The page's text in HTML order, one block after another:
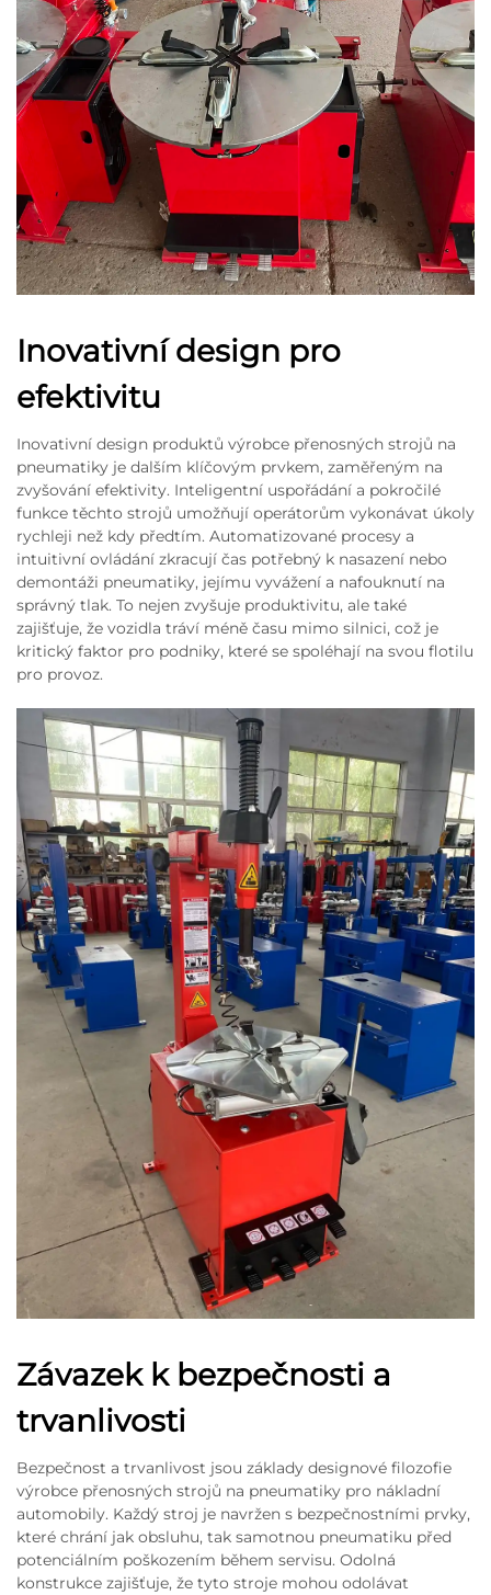
Inovativní design pro
efektivitu
Inovativní design produktů výrobce přenosných strojů na
pneumatiky je dalším klíčovým prvkem, zaměřeným na
zvyšování efektivity. Inteligentní uspořádání a pokročilé
funkce těchto strojů umožňují operátorům vykonávat úkoly
rychleji než kdy předtím. Automatizované procesy a
intuitivní ovládání zkracují čas potřebný k nasazení nebo
demontáži pneumatiky, jejímu vyvážení a nafouknutí na
správný tlak. To nejen zvyšuje produktivitu, ale také
zajišťuje, že vozidla tráví méně času mimo silnici, což je
kritický faktor pro podniky, které se spoléhají na svou flotilu
pro provoz.
Závazek k bezpečnosti a
trvanlivosti
Bezpečnost a trvanlivost jsou základy designové filozofie
výrobce přenosných strojů na pneumatiky pro nákladní
automobily. Každý stroj je navržen s bezpečnostními prvky,
které chrání jak obsluhu, tak samotnou pneumatiku před
potenciálním poškozením během servisu. Odolná
konstrukce zajišťuje, že tyto stroje mohou odolávat